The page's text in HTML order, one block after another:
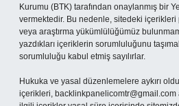
Kurumu (BTK) tarafından onaylanmış bir
vermektedir. Bu nedenle, sitedeki
veya araştırma yükümlülüğümüz
yazdıkları içeriklerin sorumluluğunu
sorumluluğu kabul etmiş sayılırlar.
Hukuka ve yasal düzenlemelere aykırı
içerikleri, backlinkpanelicomtr@gmail.com